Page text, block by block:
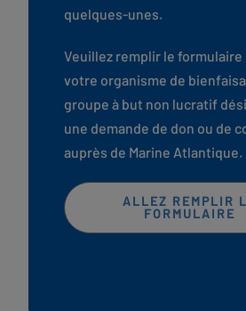
quelques-unes.
Veuillez remplir le formulaire
votre organisme de
groupe à but non lucratif
une demande de don ou de
auprès de Marine Atlantique.
ALLEZ REMPLIR
FORMULAIRE
OPENS
TAB